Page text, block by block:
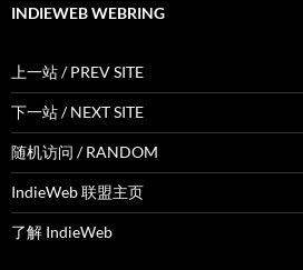
INDIEWEB WEBRING
上一站 / PREV SITE
下一站 / NEXT SITE
随机访问 / RANDOM
IndieWeb 联盟主页
了解 IndieWeb